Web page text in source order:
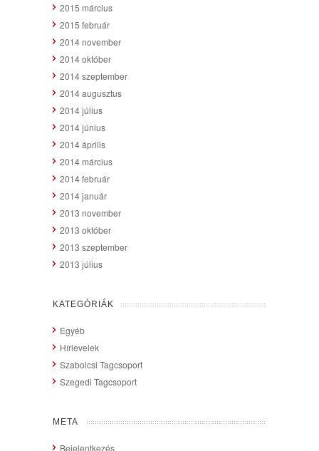
2015 március
2015 február
2014 november
2014 október
2014 szeptember
2014 augusztus
2014 július
2014 június
2014 április
2014 március
2014 február
2014 január
2013 november
2013 október
2013 szeptember
2013 július
KATEGÓRIÁK
Egyéb
Hírlevelek
Szabolcsi Tagcsoport
Szegedi Tagcsoport
META
Bejelentkezés